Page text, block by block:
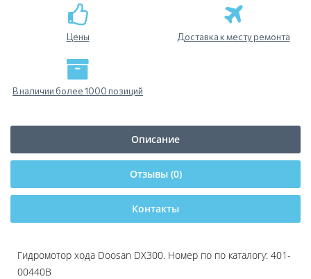
Цены Доставка к месту ремонта
В наличии более 1000 позиций
Описание
Отзывы (0)
Контакты
Гидромотор хода Doosan DX300. Номер по по каталогу: 401-
00440B